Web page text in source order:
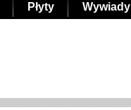
Płyty Wywiady